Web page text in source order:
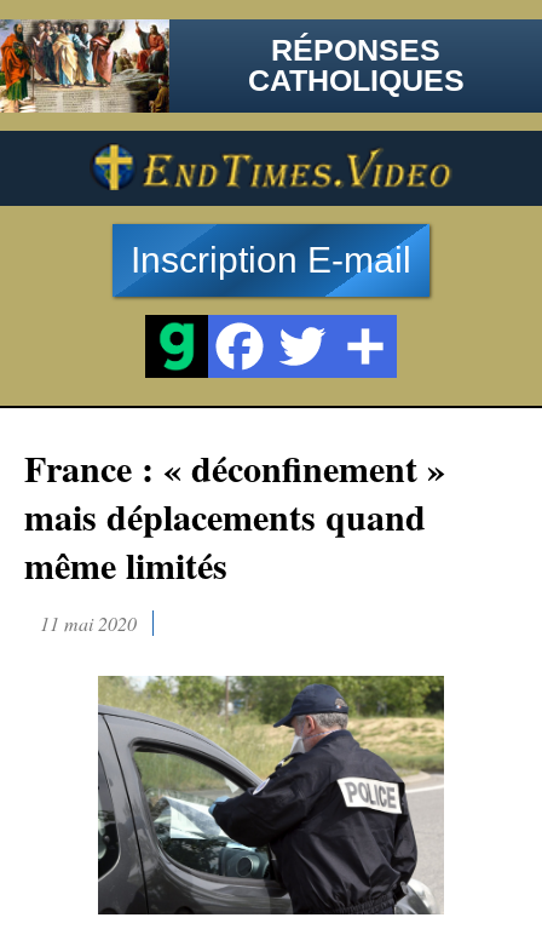
RÉPONSES
CATHOLIQUES
Inscription E-mail
France : « déconfinement »
mais déplacements quand
même limités
11 mai 2020